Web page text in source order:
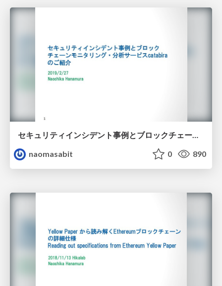
セキュリティインシデント事例とブロックチェーンモニタリング・分析サービスcatabiraのご紹介 / Case of security incidents of cryptocurreny and introduction of blockchain monitoring and analysis service "catabira"
naomasabit
0 890